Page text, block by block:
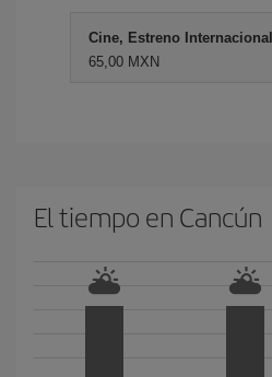
Cine, Estreno
65,00 MXN
El tiempo en Cancún